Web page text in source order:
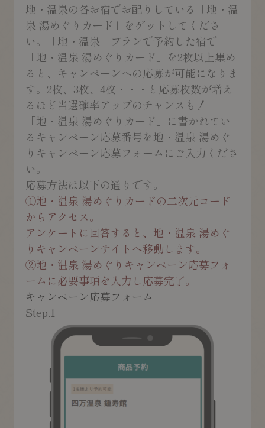
地・温泉の各お宿でお配りしている「地・温
泉 湯めぐりカード」をゲットしてくださ
い。「地・温泉」プランで予約した宿で
「地・温泉 湯めぐりカード」を2枚以上集め
ると、キャンペーンへの応募が可能になりま
す。2枚、3枚、4枚・・・と応募枚数が増え
るほど当選確率アップのチャンスも！
「地・温泉 湯めぐりカード」に書かれてい
るキャンペーン応募番号を地・温泉 湯めぐ
りキャンペーン応募フォームにご入力くださ
い。
応募方法は以下の通りです。
①地・温泉 湯めぐりカードの二次元コード
からアクセス。
アンケートに回答すると、地・温泉 湯めぐ
りキャンペーンサイトへ移動します。
②地・温泉 湯めぐりキャンペーン応募フォ
ームに必要事項を入力し応募完了。
キャンペーン応募フォーム
Step.1